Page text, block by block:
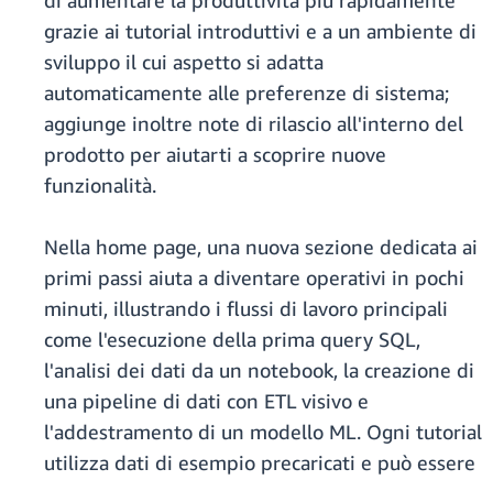
grazie ai tutorial introduttivi e a un ambiente di
sviluppo il cui aspetto si adatta
automaticamente alle preferenze di sistema;
aggiunge inoltre note di rilascio all'interno del
prodotto per aiutarti a scoprire nuove
funzionalità.
Nella home page, una nuova sezione dedicata ai
primi passi aiuta a diventare operativi in pochi
minuti, illustrando i flussi di lavoro principali
come l'esecuzione della prima query SQL,
l'analisi dei dati da un notebook, la creazione di
una pipeline di dati con ETL visivo e
l'addestramento di un modello ML. Ogni tutorial
utilizza dati di esempio precaricati e può essere